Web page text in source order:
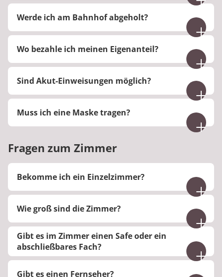
Nein. Es stehen Ihnen jedoch Kofferwagen zur
Verfügung, mit denen Sie Ihr Gepäck zu Ihrem
Zimmer transportieren können.
Werde ich am Bahnhof abgeholt?
Ja, bei Ankunft mit dem Zug kann Sie der
Fahrdienst abholen, sofern Ihre Ankunft im Voraus
angemeldet wurde.
Wo bezahle ich meinen Eigenanteil?
Sie bekommen eine Rechnung an Ihre
Meldeadresse geschickt.
Sind Akut-Einweisungen möglich?
Nein, Akut-Einweisungen sind leider nicht möglich.
Muss ich eine Maske tragen?
Maskenpflicht. Das Tragen einer Maske kann im
Falle eines Infektes vorgeschrieben werden.
Fragen zum Zimmer
Bekomme ich ein Einzelzimmer?
Jugendliche wohnen in Doppelzimmern
zusammen mit anderen Jugendlichen. Kinder
werden gemeinsam mit ihrer Begleitperson in
einem Einzelzimmer untergebracht.
Wie groß sind die Zimmer?
Die Größe der Zimmer beträgt 16 – 20 m².
Gibt es im Zimmer einen Safe oder ein
abschließbares Fach?
Nein.
Gibt es einen Fernseher?